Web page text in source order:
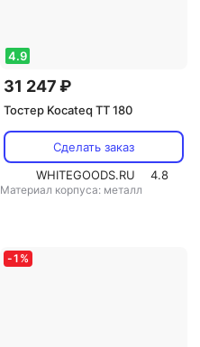
4.9
31 247 ₽
Тостер Kocateq TT 180
Сделать заказ
WHITEGOODS.RU
4.8
Материал корпуса: металл
-1 %